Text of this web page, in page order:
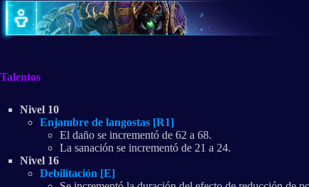
Talentos
Nivel 10
Enjambre de langostas [R1]
El daño se incrementó de 62 a 68.
La sanación se incrementó de 21 a 24.
Nivel 16
Debilitación [E]